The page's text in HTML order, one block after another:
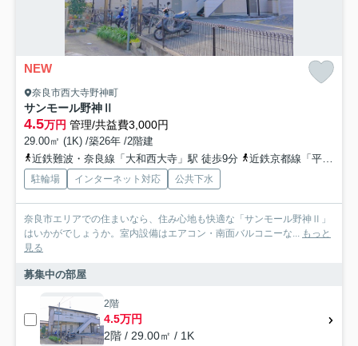
NEW
奈良市西大寺野神町
サンモール野神Ⅱ
4.5万円 管理/共益費3,000円
29.00㎡ (1K) /築26年 /2階建
近鉄難波・奈良線「大和西大寺」駅 徒歩9分
近鉄京都線「平城」駅 徒歩23分
駐輪場 インターネット対応 公共下水
奈良市エリアでの住まいなら、住み心地も快適な「サンモール野神Ⅱ」
はいかがでしょうか。室内設備はエアコン・南面バルコニーな...
もっと
見る
募集中の部屋
2階
4.5万円
2階 / 29.00㎡ / 1K